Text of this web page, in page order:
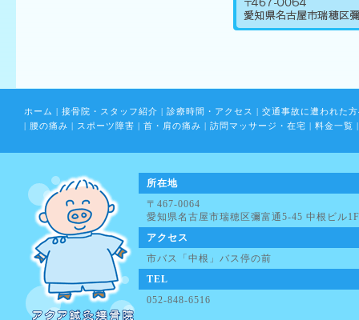
ホーム | 接骨院・スタッフ紹介 | 診療時間・アクセス | 交通事故に遭われた
| 腰の痛み | スポーツ障害 | 首・肩の痛み | 訪問マッサージ・在宅 | 料金一覧 |
所在地
〒467-0064
愛知県名古屋市瑞穂区彌富通5-45 中根ビル1F
アクセス
市バス「中根」バス停の前
TEL
052-848-6516